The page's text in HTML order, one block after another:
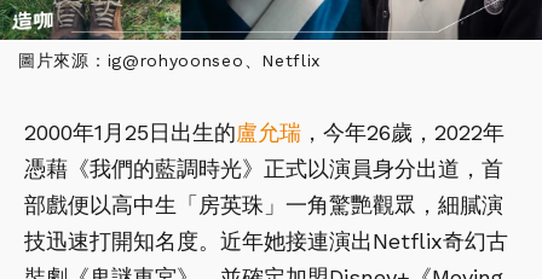
圖片來源：ig@rohyoonseo、Netflix
2000年1月25日出生的盧允瑞 ，今年26歲，2022年
憑藉《我們的藍調時光》正式以演員身分出道，首
部戲便以高中生「房英珠」一角驚艷觀眾，細膩演
技迅速打開知名度。近年她接連演出Netflix奇幻古